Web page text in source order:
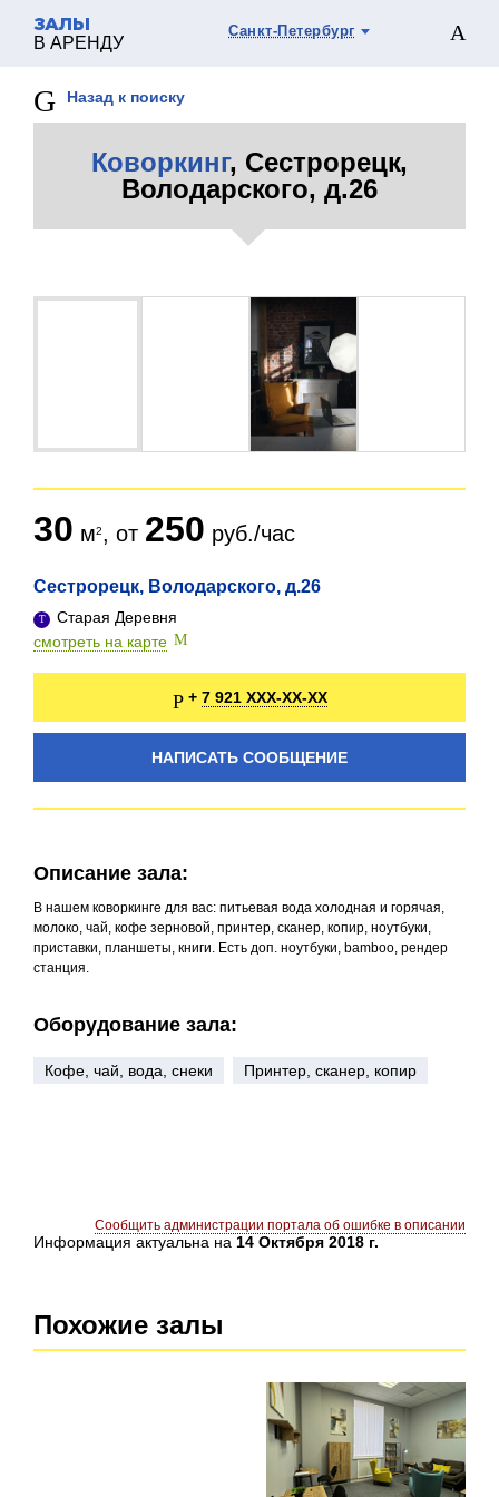
ЗАЛЫ
В АРЕНДУ
Санкт-Петербург
Назад к поиску
Коворкинг, Сестрорецк,
Володарского, д.26
Сестрорецк, Володарского, д.26
Старая Деревня
смотреть на карте
30 м , от 250 руб./час
+ 7 921 XXX-XX-XX
НАПИСАТЬ СООБЩЕНИЕ
Описание зала:
В нашем коворкинге для вас: питьевая вода холодная и горячая,
молоко, чай, кофе зерновой, принтер, сканер, копир, ноутбуки,
приставки, планшеты, книги. Есть доп. ноутбуки, bamboo, рендер
станция.
Оборудование зала:
Кофе, чай, вода, снеки Принтер, сканер, копир
Сообщить администрации портала об ошибке в описании
Информация актуальна на 14 Октября 2018 г.
Похожие залы